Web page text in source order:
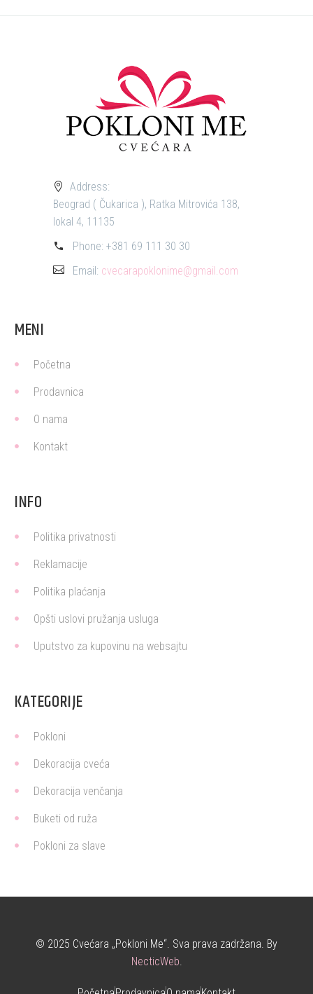
Address:
Beograd ( Čukarica ), Ratka Mitrovića 138,
lokal 4, 11135
Phone: +381 69 111 30 30
Email: cvecarapoklonime@gmail.com
MENI
Početna
Prodavnica
O nama
Kontakt
INFO
Politika privatnosti
Reklamacije
Politika plaćanja
Opšti uslovi pružanja usluga
Uputstvo za kupovinu na websajtu
KATEGORIJE
Pokloni
Dekoracija cveća
Dekoracija venčanja
Buketi od ruža
Pokloni za slave
© 2025 Cvećara „Pokloni Me“. Sva prava zadržana. By
NecticWeb.